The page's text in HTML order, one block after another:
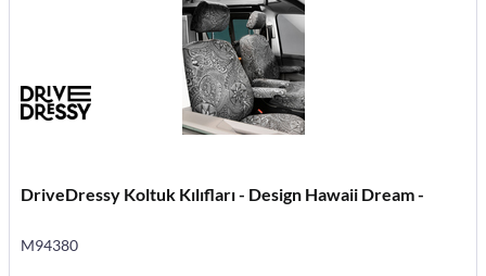
DriveDressy Koltuk Kılıfları - Design Hawaii Dream -
M94380